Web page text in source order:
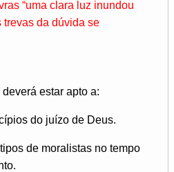
“uma clara luz inundou
trevas da dúvida se
estar apto a:
do juízo de Deus.
de moralistas no tempo